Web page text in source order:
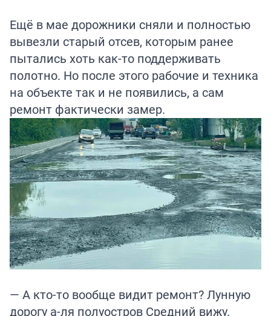
Ещё в мае дорожники сняли и полностью
вывезли старый отсев, которым ранее
пытались хоть как-то поддерживать
полотно. Но после этого рабочие и техника
на объекте так и не появились, а сам
ремонт фактически замер.
— А кто-то вообще видит ремонт? Лунную
дорогу а-ля полуостров Средний вижу.